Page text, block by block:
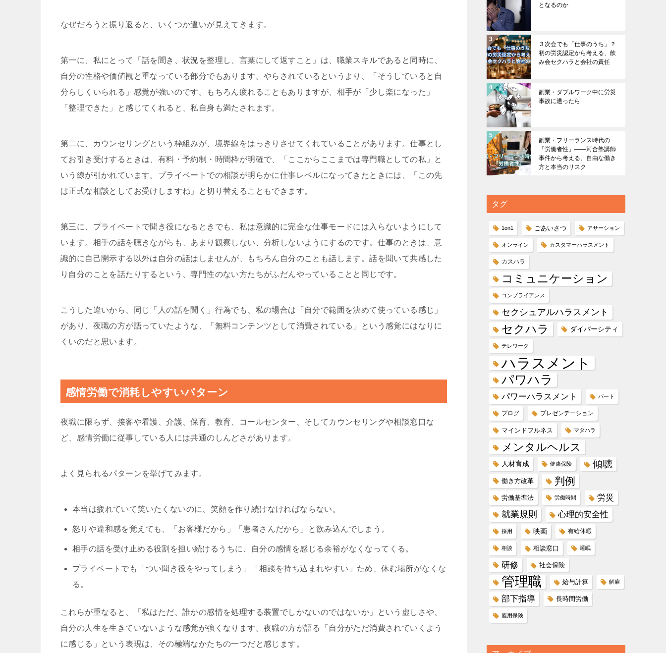
なぜだろうと振り返ると、いくつか違いが見えてきます。
第一に、私にとって「話を聞き、状況を整理し、言葉にして返すこと」は、職業スキルであると同時に、
自分の性格や価値観と重なっている部分でもあります。やらされているというより、「そうしていると自
分らしくいられる」感覚が強いのです。もちろん疲れることもありますが、相手が「少し楽になった」
「整理できた」と感じてくれると、私自身も満たされます。
第二に、カウンセリングという枠組みが、境界線をはっきりさせてくれていることがあります。仕事とし
てお引き受けするときは、有料・予約制・時間枠が明確で、「ここからここまでは専門職としての私」と
いう線が引かれています。プライベートでの相談が明らかに仕事レベルになってきたときには、「この先
は正式な相談としてお受けしますね」と切り替えることもできます。
第三に、プライベートで聞き役になるときでも、私は意識的に完全な仕事モードには入らないようにして
います。相手の話を聴きながらも、あまり観察しない、分析しないようにするのです。仕事のときは、意
識的に自己開示する以外は自分の話はしませんが、もちろん自分のことも話します。話を聞いて共感した
り自分のことを話たりするという、専門性のない方たちがふだんやっていることと同じです。
こうした違いから、同じ「人の話を聞く」行為でも、私の場合は「自分で範囲を決めて使っている感じ」
があり、夜職の方が語っていたような、「無料コンテンツとして消費されている」という感覚にはなりに
くいのだと思います。
感情労働で消耗しやすいパターン
夜職に限らず、接客や看護、介護、保育、教育、コールセンター、そしてカウンセリングや相談窓口な
ど、感情労働に従事している人には共通のしんどさがあります。
よく見られるパターンを挙げてみます。
本当は疲れていて笑いたくないのに、笑顔を作り続けなければならない。
怒りや違和感を覚えても、「お客様だから」「患者さんだから」と飲み込んでしまう。
相手の話を受け止める役割を担い続けるうちに、自分の感情を感じる余裕がなくなってくる。
プライベートでも「つい聞き役をやってしまう」「相談を持ち込まれやすい」ため、休む場所がなくな
る。
これらが重なると、「私はただ、誰かの感情を処理する装置でしかないのではないか」という虚しさや、
自分の人生を生きていないような感覚が強くなります。夜職の方が語る「自分がただ消費されていくよう
に感じる」という表現は、その極端なかたちの一つだと感じます。
となるのか
３次会でも「仕事のうち」？
初の労災認定から考える、飲
み会セクハラと会社の責任
副業・ダブルワーク中に労災
事故に遭ったら
副業・フリーランス時代の
「労働者性」――河合塾講師
事件から考える、自由な働き
方と本当のリスク
タグ
1on1 ごあいさつ アサーション
オンライン カスタマーハラスメント
カスハラ
コミュニケーション
コンプライアンス
セクシュアルハラスメント
セクハラ ダイバーシティ
テレワーク
ハラスメント
パワハラ
パワーハラスメント パート
ブログ プレゼンテーション
マインドフルネス マタハラ
メンタルヘルス
人材育成 健康保険 傾聴
働き方改革 判例
労働基準法 労働時間 労災
就業規則 心理的安全性
採用 映画 有給休暇
相談 相談窓口 睡眠
研修 社会保険
管理職 給与計算 解雇
部下指導 長時間労働
雇用保険